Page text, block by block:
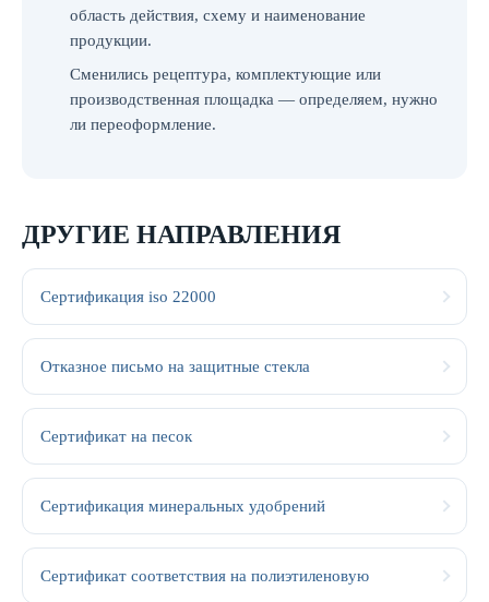
область действия, схему и наименование
продукции.
Сменились рецептура, комплектующие или
производственная площадка — определяем, нужно
ли переоформление.
ДРУГИЕ НАПРАВЛЕНИЯ
Сертификация iso 22000
Отказное письмо на защитные стекла
Сертификат на песок
Сертификация минеральных удобрений
Сертификат соответствия на полиэтиленовую